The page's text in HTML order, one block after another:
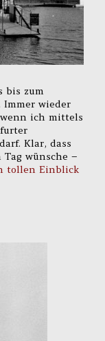
bis zum
Immer wieder
ich mittels
Klar, dass
wünsche –
tollen Einblick